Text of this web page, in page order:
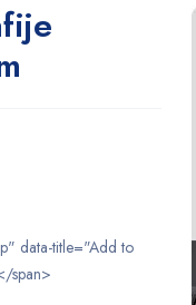
data-title="Add to
span>